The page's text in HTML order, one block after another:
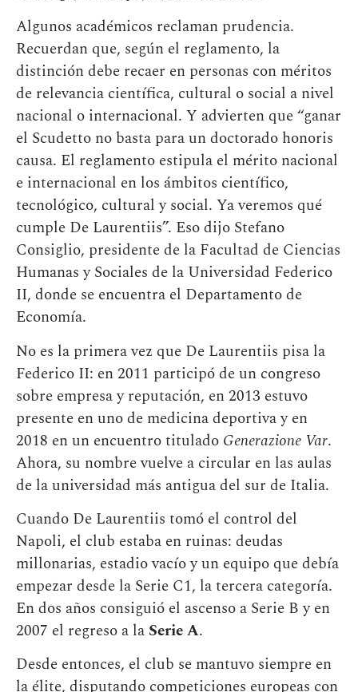
Algunos académicos reclaman prudencia.
Recuerdan que, según el reglamento, la
distinción debe recaer en personas con méritos
de relevancia científica, cultural o social a nivel
nacional o internacional. Y advierten que “ganar
el Scudetto no basta para un doctorado honoris
causa. El reglamento estipula el mérito nacional
e internacional en los ámbitos científico,
tecnológico, cultural y social. Ya veremos qué
cumple De Laurentiis”. Eso dijo Stefano
Consiglio, presidente de la Facultad de Ciencias
Humanas y Sociales de la Universidad Federico
II, donde se encuentra el Departamento de
Economía.
No es la primera vez que De Laurentiis pisa la
Federico II: en 2011 participó de un congreso
sobre empresa y reputación, en 2013 estuvo
presente en uno de medicina deportiva y en
2018 en un encuentro titulado Generazione Var.
Ahora, su nombre vuelve a circular en las aulas
de la universidad más antigua del sur de Italia.
Cuando De Laurentiis tomó el control del
Napoli, el club estaba en ruinas: deudas
millonarias, estadio vacío y un equipo que debía
empezar desde la Serie C1, la tercera categoría.
En dos años consiguió el ascenso a Serie B y en
2007 el regreso a la Serie A.
Desde entonces, el club se mantuvo siempre en
la élite, disputando competiciones europeas con